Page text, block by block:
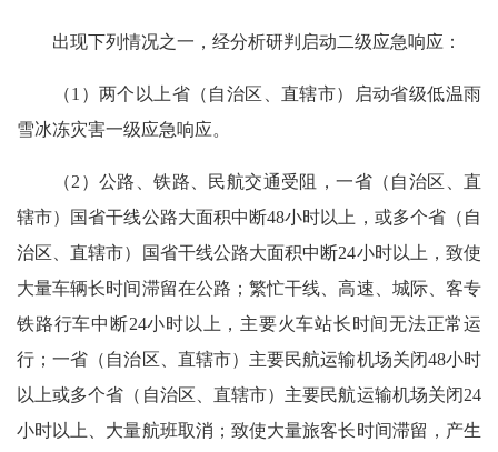
出现下列情况之一，经分析研判启动二级应急响应：
（1）两个以上省（自治区、直辖市）启动省级低温雨
雪冰冻灾害一级应急响应。
（2）公路、铁路、民航交通受阻，一省（自治区、直
辖市）国省干线公路大面积中断48小时以上，或多个省（自
治区、直辖市）国省干线公路大面积中断24小时以上，致使
大量车辆长时间滞留在公路；繁忙干线、高速、城际、客专
铁路行车中断24小时以上，主要火车站长时间无法正常运
行；一省（自治区、直辖市）主要民航运输机场关闭48小时
以上或多个省（自治区、直辖市）主要民航运输机场关闭24
小时以上、大量航班取消；致使大量旅客长时间滞留，产生